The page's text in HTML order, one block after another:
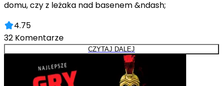
domu, czy z leżaka nad basenem &ndash;
4.75
32 Komentarze
CZYTAJ DALEJ